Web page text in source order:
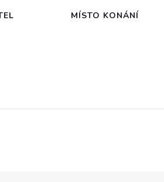
MÍSTO KONÁNÍ